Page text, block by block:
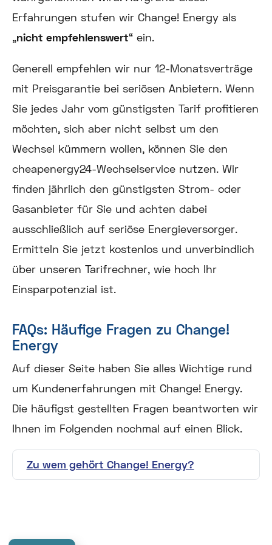
Erfahrungen stufen wir Change! Energy als
„nicht empfehlenswert“ ein.
Generell empfehlen wir nur 12-Monatsverträge
mit Preisgarantie bei seriösen Anbietern. Wenn
Sie jedes Jahr vom günstigsten Tarif profitieren
möchten, sich aber nicht selbst um den
Wechsel kümmern wollen, können Sie den
cheapenergy24-Wechselservice nutzen. Wir
finden jährlich den günstigsten Strom- oder
Gasanbieter für Sie und achten dabei
ausschließlich auf seriöse Energieversorger.
Ermitteln Sie jetzt kostenlos und unverbindlich
über unseren Tarifrechner, wie hoch Ihr
Einsparpotenzial ist.
FAQs: Häufige Fragen zu Change!
Energy
Auf dieser Seite haben Sie alles Wichtige rund
um Kundenerfahrungen mit Change! Energy.
Die häufigst gestellten Fragen beantworten wir
Ihnen im Folgenden nochmal auf einen Blick.
Zu wem gehört Change! Energy?